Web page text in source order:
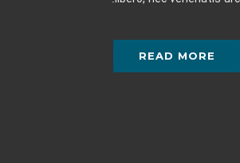
READ MORE